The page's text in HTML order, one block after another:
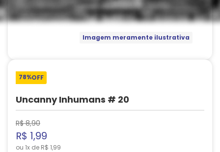
Imagem meramente ilustrativa
78%OFF
Uncanny Inhumans # 20
R$ 8,90
R$ 1,99
ou 1x de R$ 1,99